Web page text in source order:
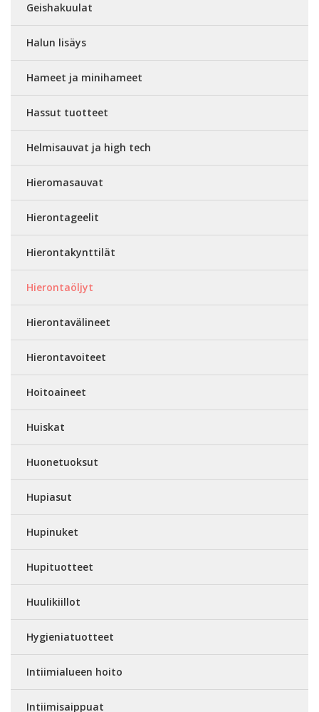
Geishakuulat
Halun lisäys
Hameet ja minihameet
Hassut tuotteet
Helmisauvat ja high tech
Hieromasauvat
Hierontageelit
Hierontakynttilät
Hierontaöljyt
Hierontavälineet
Hierontavoiteet
Hoitoaineet
Huiskat
Huonetuoksut
Hupiasut
Hupinuket
Hupituotteet
Huulikiillot
Hygieniatuotteet
Intiimialueen hoito
Intiimisaippuat